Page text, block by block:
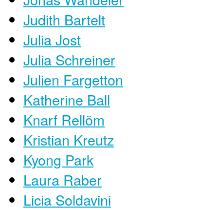
Judith Bartelt
Julia Jost
Julia Schreiner
Julien Fargetton
Katherine Ball
Knarf Rellöm
Kristian Kreutz
Kyong Park
Laura Raber
Licia Soldavini